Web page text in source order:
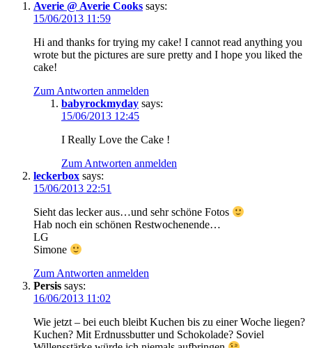
Averie @ Averie Cooks says:
15/06/2013 11:59
Hi and thanks for trying my cake! I cannot read anything you
wrote but the pictures are sure pretty and I hope you liked the
cake!
Zum Antworten anmelden
babyrockmyday says:
15/06/2013 12:45
I Really Love the Cake !
Zum Antworten anmelden
leckerbox says:
15/06/2013 22:51
Sieht das lecker aus…und sehr schöne Fotos
Hab noch ein schönen Restwochenende…
LG
Simone
Zum Antworten anmelden
Persis says:
16/06/2013 11:02
Wie jetzt – bei euch bleibt Kuchen bis zu einer Woche liegen?
Kuchen? Mit Erdnussbutter und Schokolade? Soviel